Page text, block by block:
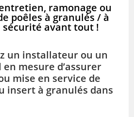
ramonage ou
poêles à granulés / à
sécurité avant tout !
un installateur ou un
mesure d’assurer
mise en service de
insert à granulés dans